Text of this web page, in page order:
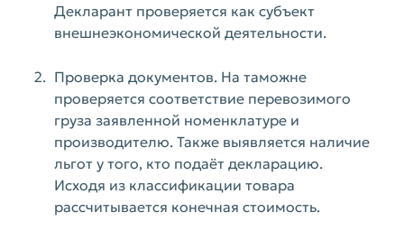
Декларант проверяется как субъект
внешнеэкономической деятельности.
Проверка документов. На таможне
проверяется соответствие перевозимого
груза заявленной номенклатуре и
производителю. Также выявляется наличие
льгот у того, кто подаёт декларацию.
Исходя из классификации товара
рассчитывается конечная стоимость.